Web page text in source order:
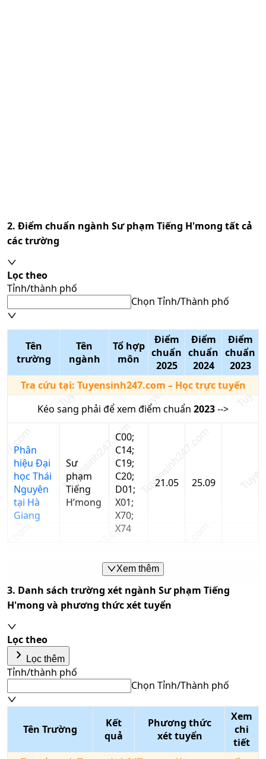
2. Điểm chuẩn ngành Sư phạm Tiếng H'mong tất cả
các trường
Lọc theo
Tỉnh/thành phố
Chọn Tỉnh/Thành phố
Tên
trường
Tên
ngành
Tổ hợp
môn
Điểm
chuẩn
2025
Điểm
chuẩn
2024
Điểm
chuẩn
2023
Tra cứu tại: Tuyensinh247.com – Học trực tuyến
Kéo sang phải để xem điểm chuẩn 2023-->
Phân
hiệu Đại
học Thái
Nguyên
tại Hà
Giang
Sư
phạm
Tiếng
H’mong
C00;
C14;
C19;
C20;
D01;
X01;
X70;
X74
21.05 25.09
Xem thêm
3. Danh sách trường xét ngành Sư phạm Tiếng
H'mong và phương thức xét tuyển
Lọc theo
keyboard_arrow_right Lọc thêm
Tỉnh/thành phố
Chọn Tỉnh/Thành phố
Nhập tên tổ hợp/mã tổ hợp
Phương thức xét tuyển
Chọn phương thức xét
Tên Trường
Kết
quả
Phương thức
xét tuyển
Xem
chi
tiết